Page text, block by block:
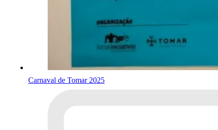
Carnaval de Tomar 2025